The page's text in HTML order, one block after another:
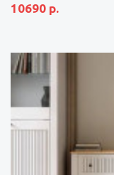
10690 р.